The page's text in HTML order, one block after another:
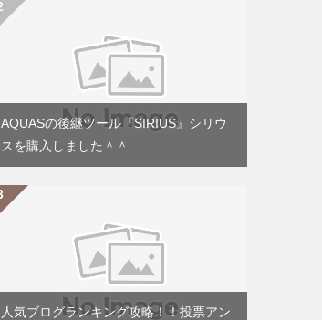
AQUASの後継ツール『SIRIUS』シリウ
スを購入しました＾＾
人気ブログランキング攻略！！投票アン